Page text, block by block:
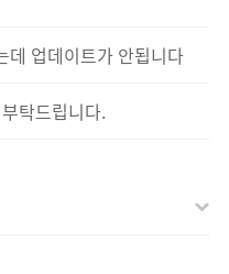
데 업데이트가 안됩니다
탁드립니다.